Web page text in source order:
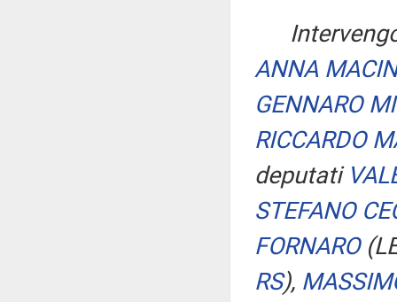
ANNA
GENNARO
RICCARDO
deputati
STEFANO
FORNARO
RS),